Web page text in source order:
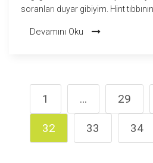
soranları duyar gibiyim. Hint
mükemmel bir uyum içinde
kesinlikle hepimize iyi gelecek!
Devamını Oku
1 … 29
32 33 34